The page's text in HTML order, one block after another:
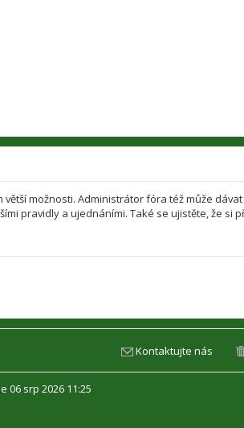
možnosti. Administrátor fóra též může
pravidly a ujednáními. Také se ujistěte, že si
Kontaktujte nás
06 srp 2026 11:25